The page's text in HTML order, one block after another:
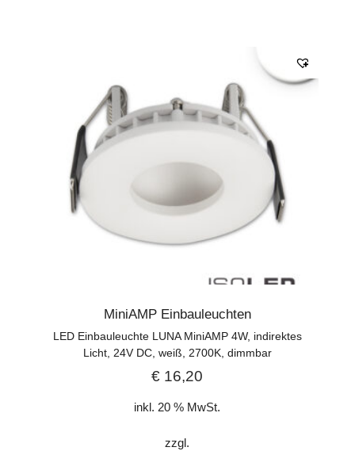
MiniAMP Einbauleuchten
LED Einbauleuchte LUNA MiniAMP 4W, indirektes
Licht, 24V DC, weiß, 2700K, dimmbar
€ 16,20
inkl. 20 % MwSt.
zzgl.